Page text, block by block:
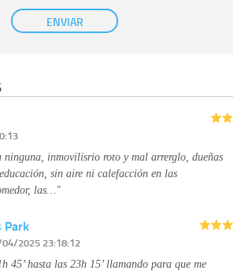
trataremos sus datos con su consentimiento
mediante la casilla correspondiente
a saber qué información tenemos sobre usted,
página web.
ENVIAR
ninguna, inmovilisrio roto y mal arrerglo, dueñas
sin aire ni calefacción en las
las…"
Park
2025 23:18:12
45’ hasta las 23h 15’ llamando para que me